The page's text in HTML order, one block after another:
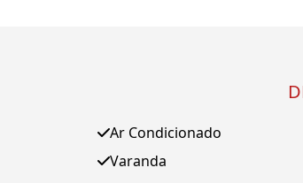
Ar Condicionado
Varanda